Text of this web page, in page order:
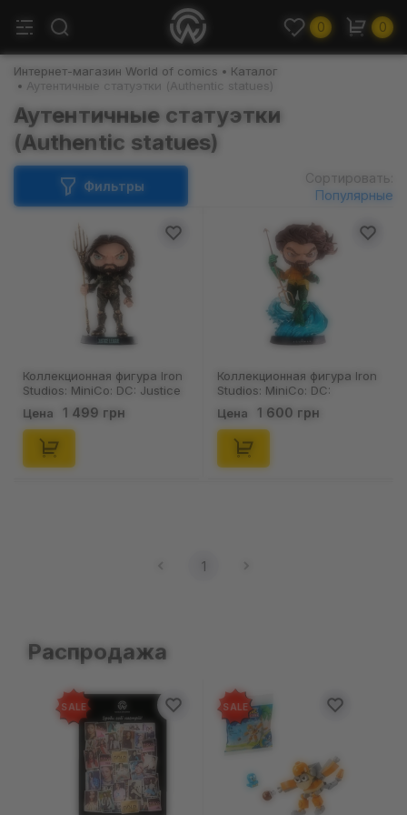
0 0
Интернет-магазин World of comics
Каталог
Аутентичные статуэтки (Authentic statues)
Аутентичные статуэтки
(Authentic statues)
Фильтры
Сортировать:
Популярные
Коллекционная фигура Iron
Studios: MiniCo: DC: Justice
League: Aquaman, (976911)
Цена 1 499 грн
Коллекционная фигура Iron
Studios: MiniCo: DC:
Aquaman: Aquaman,
(876911)
Цена 1 600 грн
1
Распродажа
SALE SALE